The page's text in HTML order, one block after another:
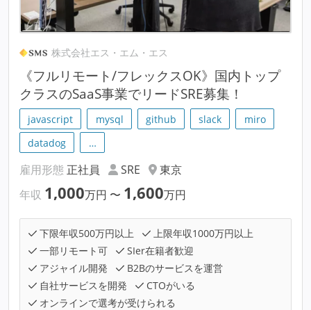
株式会社エス・エム・エス
《フルリモート/フレックスOK》国内トップ
クラスのSaaS事業でリードSRE募集！
javascript mysql github slack
miro
datadog
…
雇用形態 正社員 SRE
東京
年収 1,000万円 〜 1,600万円
下限年収500万円以上
上限年収1000万円以上
一部リモート可
SIer在籍者歓迎
アジャイル開発
B2Bのサービスを運営
自社サービスを開発
CTOがいる
オンラインで選考が受けられる